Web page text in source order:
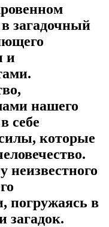
загадочный
и
нашего
себе
которые
неизвестного
погружаясь в
загадок.